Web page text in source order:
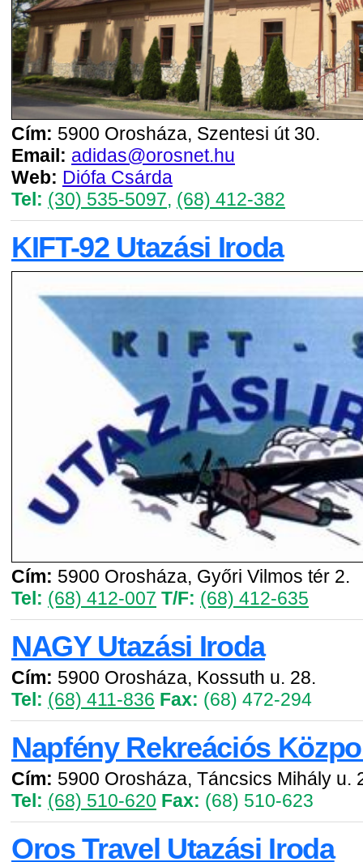
Cím: 5900 Orosháza, Szentesi út 30.
Email: adidas@orosnet.hu
Web: Diófa Csárda
Tel: (30) 535-5097, (68) 412-382
KIFT-92 Utazási Iroda
Cím: 5900 Orosháza, Győri Vilmos tér 2.
Tel: (68) 412-007 T/F: (68) 412-635
NAGY Utazási Iroda
Cím: 5900 Orosháza, Kossuth u. 28.
Tel: (68) 411-836 Fax: (68) 472-294
Napfény Rekreációs
Cím: 5900 Orosháza, Táncsics Mihály u.
Tel: (68) 510-620 Fax: (68) 510-623
Oros Travel Utazási Iroda